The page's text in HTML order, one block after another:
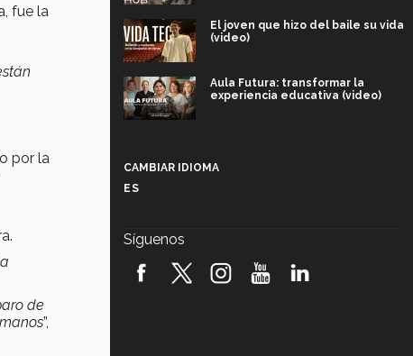
fue la
por la
de
”,
El joven que hizo del baile su vida
(video)
Aula Futura: transformar la
experiencia educativa (video)
robótica FIRST 2026! (video)
CAMBIAR IDIOMA
ES
Síguenos